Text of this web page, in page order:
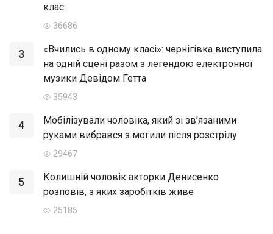
клас
36686
3
«Вчились в одному класі»: чернігівка виступила
на одній сцені разом з легендою електронної
музики Девідом Гетта
35943
4
Мобілізували чоловіка, який зі зв’язаними
руками вибрався з могили після розстрілу
29467
5
Колишній чоловік акторки Денисенко
розповів, з яких заробітків живе
25185